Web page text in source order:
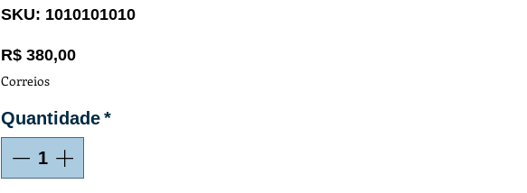
SKU: 1010101010
R$ 380,00Preço
Correios
Quantidade*